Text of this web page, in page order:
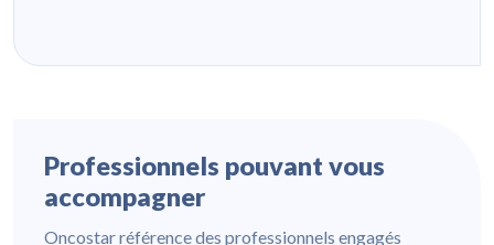
Professionnels pouvant vous
accompagner
Oncostar référence des professionnels engagés